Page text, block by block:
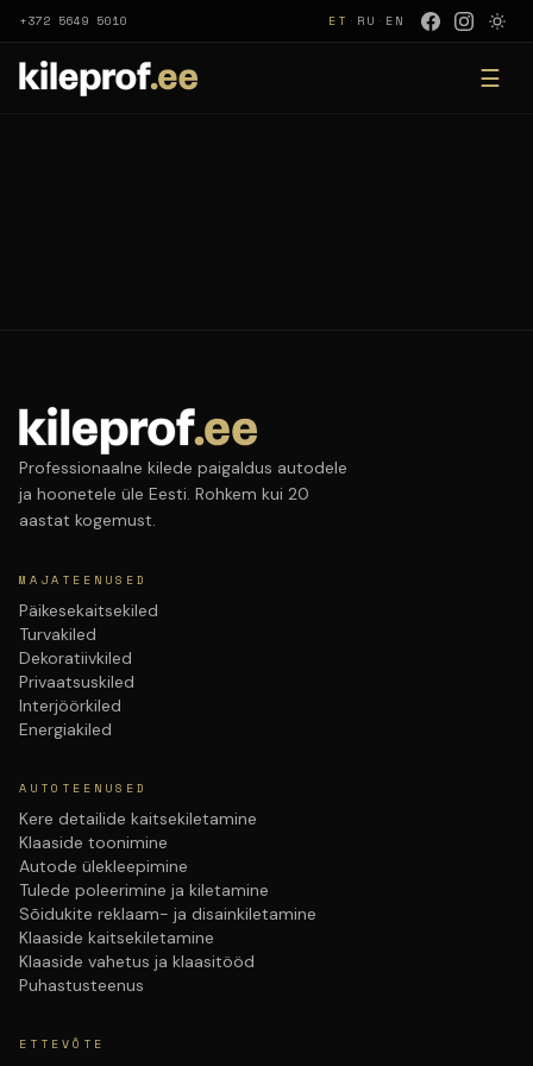
+372 5649 5010 ET · RU · EN
☰
Professionaalne kilede paigaldus autodele
ja hoonetele üle Eesti. Rohkem kui 20
aastat kogemust.
MAJATEENUSED
Päikesekaitsekiled
Turvakiled
Dekoratiivkiled
Privaatsuskiled
Interjöörkiled
Energiakiled
AUTOTEENUSED
Kere detailide kaitsekiletamine
Klaaside toonimine
Autode ülekleepimine
Tulede poleerimine ja kiletamine
Sõidukite reklaam- ja disainkiletamine
Klaaside kaitsekiletamine
Klaaside vahetus ja klaasitööd
Puhastusteenus
ETTEVÕTE